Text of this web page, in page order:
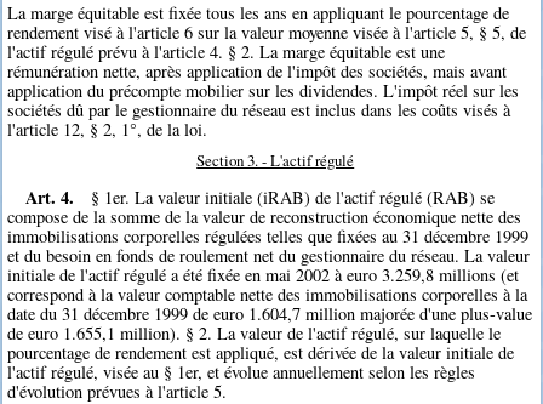
La marge équitable est fixée tous les ans en appliquant le pourcentage de
rendement visé à l'article 6 sur la valeur moyenne visée à l'article 5, § 5, de
l'actif régulé prévu à l'article 4. § 2. La marge équitable est une
rémunération nette, après application de l'impôt des sociétés, mais avant
application du précompte mobilier sur les dividendes. L'impôt réel sur les
sociétés dû par le gestionnaire du réseau est inclus dans les coûts visés à
l'article 12, § 2, 1°, de la loi.
Section 3. - L'actif régulé
Art. 4.
§ 1er. La valeur initiale (iRAB) de l'actif régulé (RAB) se
compose de la somme de la valeur de reconstruction économique nette des
immobilisations corporelles régulées telles que fixées au 31 décembre 1999
et du besoin en fonds de roulement net du gestionnaire du réseau. La valeur
initiale de l'actif régulé a été fixée en mai 2002 à euro 3.259,8 millions (et
correspond à la valeur comptable nette des immobilisations corporelles à la
date du 31 décembre 1999 de euro 1.604,7 million majorée d'une plus-value
de euro 1.655,1 million). § 2. La valeur de l'actif régulé, sur laquelle le
pourcentage de rendement est appliqué, est dérivée de la valeur initiale de
l'actif régulé, visée au § 1er, et évolue annuellement selon les règles
d'évolution prévues à l'article 5.